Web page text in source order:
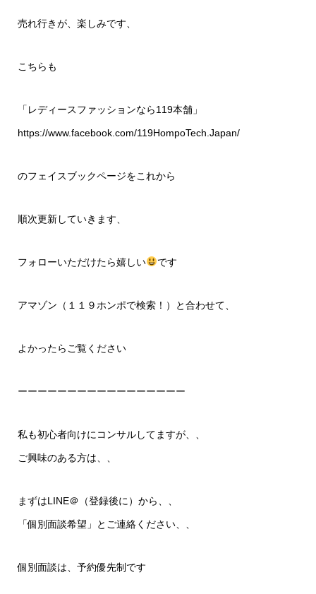
売れ行きが、楽しみです、
こちらも
「レディースファッションなら119本舗」
https://www.facebook.com/119HompoTech.Japan/
のフェイスブックページをこれから
順次更新していきます、
フォローいただけたら嬉しい です
アマゾン（１１９ホンポで検索！）と合わせて、
よかったらご覧ください
ーーーーーーーーーーーーーーーーー
私も初心者向けにコンサルしてますが、、
ご興味のある方は、、
まずはLINE＠（登録後に）から、、
「個別面談希望」とご連絡ください、、
個別面談は、予約優先制です